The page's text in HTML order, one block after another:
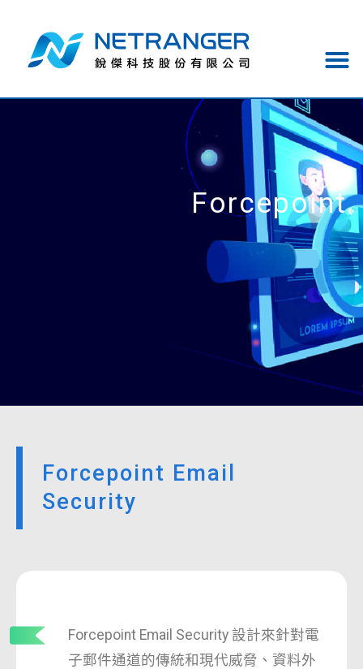
Forcepoint
Forcepoint Email
Security
Forcepoint Email Security 設計來針對電
子郵件通道的傳統和現代威脅、資料外